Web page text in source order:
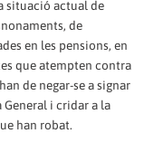
situació actual de
de
en les pensions, en
que atempten contra
de negar-se a signar
i cridar a la
han robat.